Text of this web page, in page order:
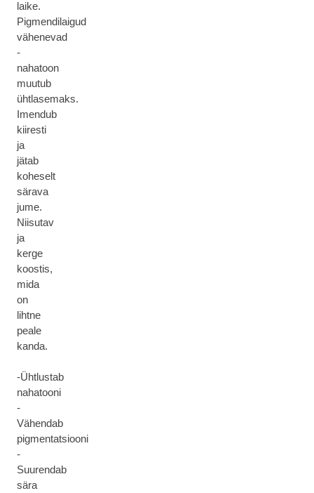
laike.
Pigmendilaigud
vähenevad
-
nahatoon
muutub
ühtlasemaks.
Imendub
kiiresti
ja
jätab
koheselt
särava
jume.
Niisutav
ja
kerge
koostis,
mida
on
lihtne
peale
kanda.
-Ühtlustab
nahatooni
-
Vähendab
pigmentatsiooni
-
Suurendab
sära